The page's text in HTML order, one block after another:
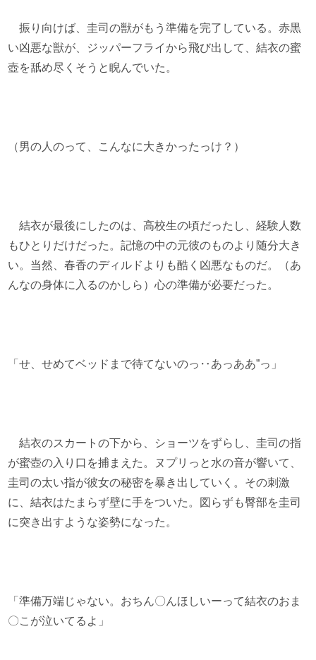
振り向けば、圭司の獣がもう準備を完了している。赤黒
い凶悪な獣が、ジッパーフライから飛び出して、結衣の蜜
壺を舐め尽くそうと睨んでいた。
（男の人のって、こんなに大きかったっけ？）
結衣が最後にしたのは、高校生の頃だったし、経験人数
もひとりだけだった。記憶の中の元彼のものより随分大き
い。当然、春香のディルドよりも酷く凶悪なものだ。（あ
んなの身体に入るのかしら）心の準備が必要だった。
「せ、せめてベッドまで待てないのっ‥あっああ”っ」
結衣のスカートの下から、ショーツをずらし、圭司の指
が蜜壺の入り口を捕まえた。ヌプリっと水の音が響いて、
圭司の太い指が彼女の秘密を暴き出していく。その刺激
に、結衣はたまらず壁に手をついた。図らずも臀部を圭司
に突き出すような姿勢になった。
「準備万端じゃない。おちん〇んほしいーって結衣のおま
〇こが泣いてるよ」